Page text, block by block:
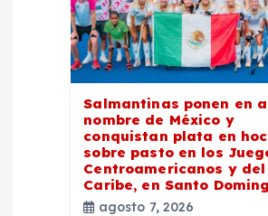
Salmantinas ponen en
nombre de México y
conquistan plata en
sobre pasto en los
Centroamericanos y del
Caribe, en Santo
agosto 7, 2026